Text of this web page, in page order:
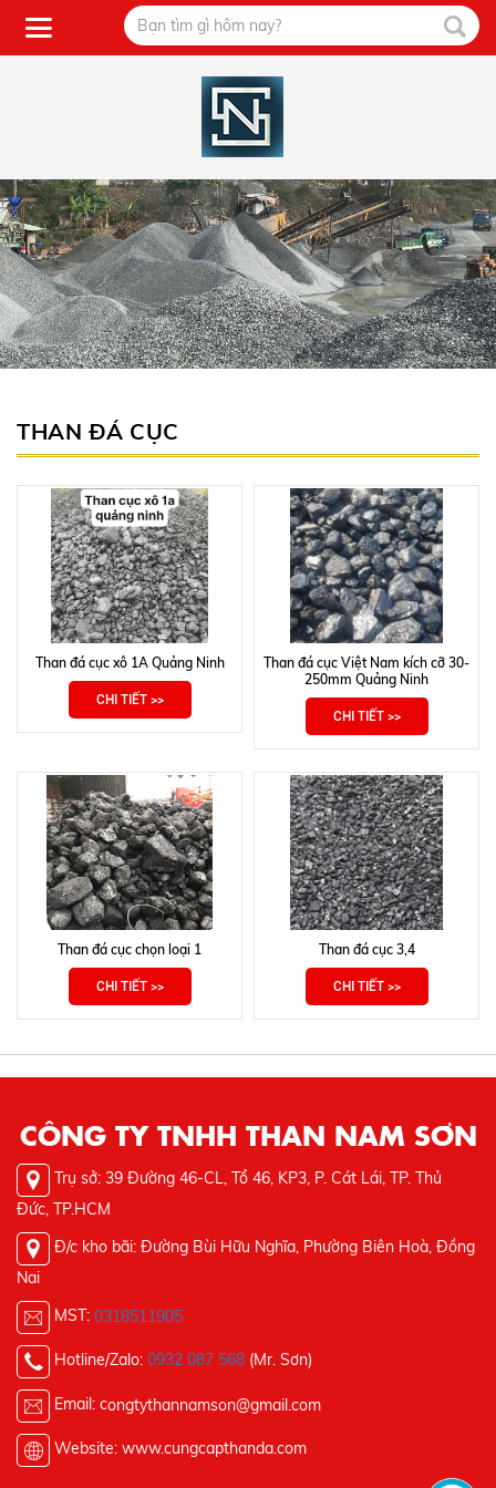
THAN ĐÁ CỤC
Than đá cục xô 1A Quảng Ninh
CHI TIẾT >>
Than đá cục Việt Nam kích cỡ 30-
250mm Quảng Ninh
CHI TIẾT >>
Than đá cục chọn loại 1
CHI TIẾT >>
Than đá cục 3,4
CHI TIẾT >>
CÔNG TY TNHH THAN NAM SƠN
Trụ sở: 39 Đường 46-CL, Tổ 46, KP3, P. Cát Lái, TP. Thủ
Đức, TP.HCM
Đ/c kho bãi: Đường Bùi Hữu Nghĩa, Phường Biên Hoà, Đồng
Nai
MST: 0318511905
Hotline/Zalo: 0932 087 568 (Mr. Sơn)
Email: congtythannamson@gmail.com
Website: www.cungcapthanda.com